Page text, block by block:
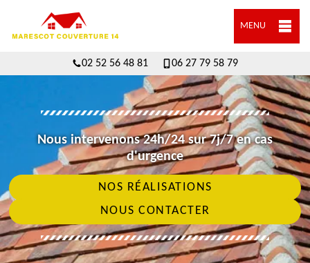
MENU
02 52 56 48 81 06 27 79 58 79
Nous intervenons 24h/24 sur 7j/7 en cas
d'urgence
NOS RÉALISATIONS
NOUS CONTACTER